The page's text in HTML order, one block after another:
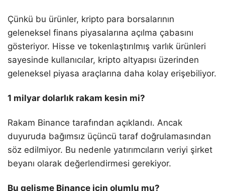
Çünkü bu ürünler, kripto para borsalarının
geleneksel finans piyasalarına açılma çabasını
gösteriyor. Hisse ve tokenlaştırılmış varlık ürünleri
sayesinde kullanıcılar, kripto altyapısı üzerinden
geleneksel piyasa araçlarına daha kolay erişebiliyor.
1 milyar dolarlık rakam kesin mi?
Rakam Binance tarafından açıklandı. Ancak
duyuruda bağımsız üçüncü taraf doğrulamasından
söz edilmiyor. Bu nedenle yatırımcıların veriyi şirket
beyanı olarak değerlendirmesi gerekiyor.
Bu gelişme Binance için olumlu mu?